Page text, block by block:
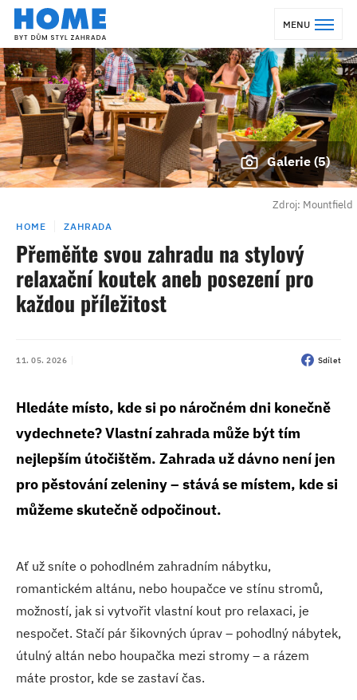
MENU
Galerie (5)
Zdroj: Mountfield
HOME ZAHRADA
Přeměňte svou zahradu na stylový
relaxační koutek aneb posezení pro
každou příležitost
11. 05. 2026 Sdílet
Hledáte místo, kde si po náročném dni konečně
vydechnete? Vlastní zahrada může být tím
nejlepším útočištěm. Zahrada už dávno není jen
pro pěstování zeleniny – stává se místem, kde si
můžeme skutečně odpočinout.
Ať už sníte o pohodlném zahradním nábytku,
romantickém altánu, nebo houpačce ve stínu stromů,
možností, jak si vytvořit vlastní kout pro relaxaci, je
nespočet. Stačí pár šikovných úprav – pohodlný nábytek,
útulný altán nebo houpačka mezi stromy – a rázem
máte prostor, kde se zastaví čas.